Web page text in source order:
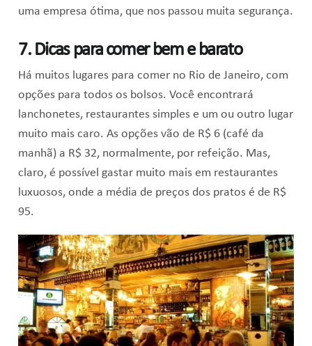
uma empresa ótima, que nos passou muita segurança.
7. Dicas para comer bem e barato
Há muitos lugares para comer no Rio de Janeiro, com
opções para todos os bolsos. Você encontrará
lanchonetes, restaurantes simples e um ou outro lugar
muito mais caro. As opções vão de R$ 6 (café da
manhã) a R$ 32, normalmente, por refeição. Mas,
claro, é possível gastar muito mais em restaurantes
luxuosos, onde a média de preços dos pratos é de R$
95.